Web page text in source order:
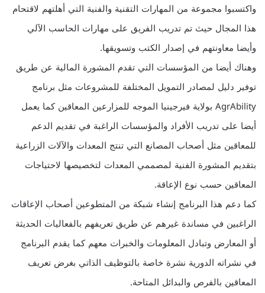
واكتسبوا مجموعة من المهارات التقنية والفنية التي أهلتهم لاقتحام
هذا المجال حيث تم تدريب الفريق على مهارات الحاسب الآلي
وأيضا معاونتهم في إصدار الكتب وتسويقها.
وهناك أيضا من المؤسسات التي تقدم المشورة المالية عن طريق
توفير دليل لمصادر التمويل المختلفة للمشروعات مثل برنامج
AgrAbility بولاية فيرجينيا الموجه للمزارعين المعاقين كما يعمل
أيضا على تدريب الأفراد والمؤسسات الراغبة في تقديم الدعم
للمعاقين مثل أصحاب المصانع التي تنتج المعدات والآلات الزراعية
بتقديم المشورة الفنية لمصممي المعدات لتخصيصها لاحتياجات
المعاقين حسب نوع الإعاقة.
كما دعم هذا البرنامج إنشاء شبكة من المتطوعين أصحاب الإعاقات
الراغبين في مساندة غيرهم عن طريق تعريفهم بالفعاليات الحديثة
أو المعارض وتبادل المعلومات والخبرات معهم كما يقدم البرنامج
في نشراته الدورية نشرة خاصة بالتوظيف الذاتي بغرض تعريف
المعاقين بالفرص والبدائل المتاحة.